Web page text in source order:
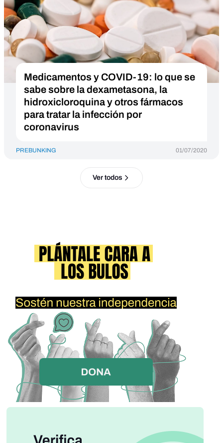
Medicamentos y COVID-19: lo que se
sabe sobre la dexametasona, la
hidroxicloroquina y otros fármacos
para tratar la infección por
coronavirus
PREBUNKING 01/07/2020
Ver todos